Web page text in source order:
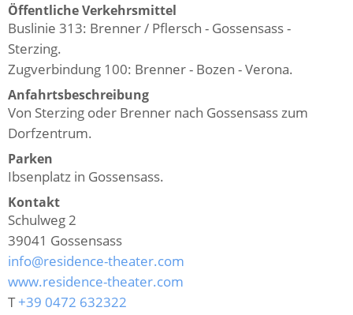
Öffentliche Verkehrsmittel
Buslinie 313: Brenner / Pflersch - Gossensass -
Sterzing.
Zugverbindung 100: Brenner - Bozen - Verona.
Anfahrtsbeschreibung
Von Sterzing oder Brenner nach Gossensass zum
Dorfzentrum.
Parken
Ibsenplatz in Gossensass.
Kontakt
Schulweg 2
39041 Gossensass
info@residence-theater.com
www.residence-theater.com
T+39 0472 632322